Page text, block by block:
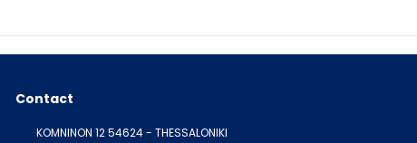
Contact
KOMNINON 12 54624 - THESSALONIKI